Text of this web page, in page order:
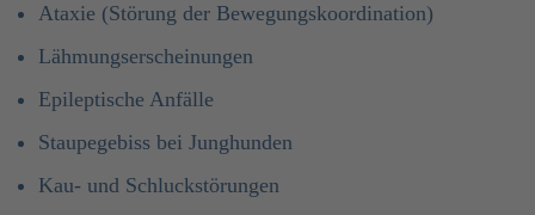
Ataxie (Störung der Bewegungskoordination)
Lähmungserscheinungen
Epileptische Anfälle
Staupegebiss bei Junghunden
Kau- und Schluckstörungen